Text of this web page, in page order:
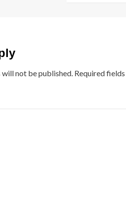
will not be published. Required